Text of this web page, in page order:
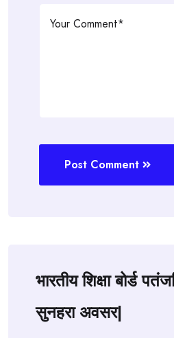
Post Comment
भारतीय शिक्षा बोर्ड
सुनहरा अवसर|